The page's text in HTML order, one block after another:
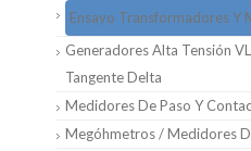
Ensayo Transformadores Y
Generadores Alta Tensión
Tangente Delta
Medidores De Paso Y
Megóhmetros / Medidores